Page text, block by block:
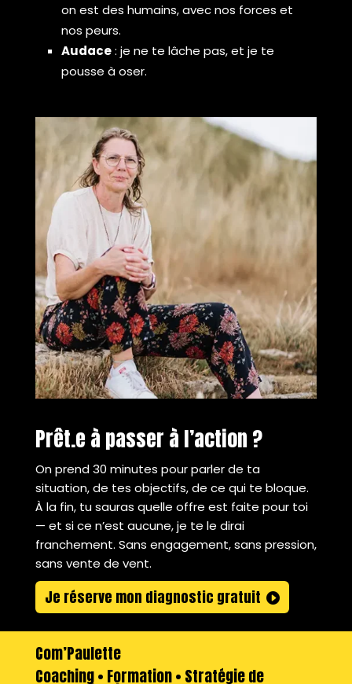
on est des humains, avec nos forces et
nos peurs.
Audace: je ne te lâche pas, et je te
pousse à oser.
Prêt.e à passer à l’action ?
On prend 30 minutes pour parler de ta
situation, de tes objectifs, de ce qui te bloque.
À la fin, tu sauras quelle offre est faite pour toi
— et si ce n’est aucune, je te le dirai
franchement. Sans engagement, sans pression,
sans vente de vent.
Je réserve mon diagnostic gratuit
Com’Paulette
Coaching • Formation • Stratégie de